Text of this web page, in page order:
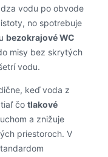
vodu po obvode
no spotrebuje
bezokrajové WC
misy bez skrytých
vodu.
keď voda z
čotlakové
a znižuje
priestoroch. V